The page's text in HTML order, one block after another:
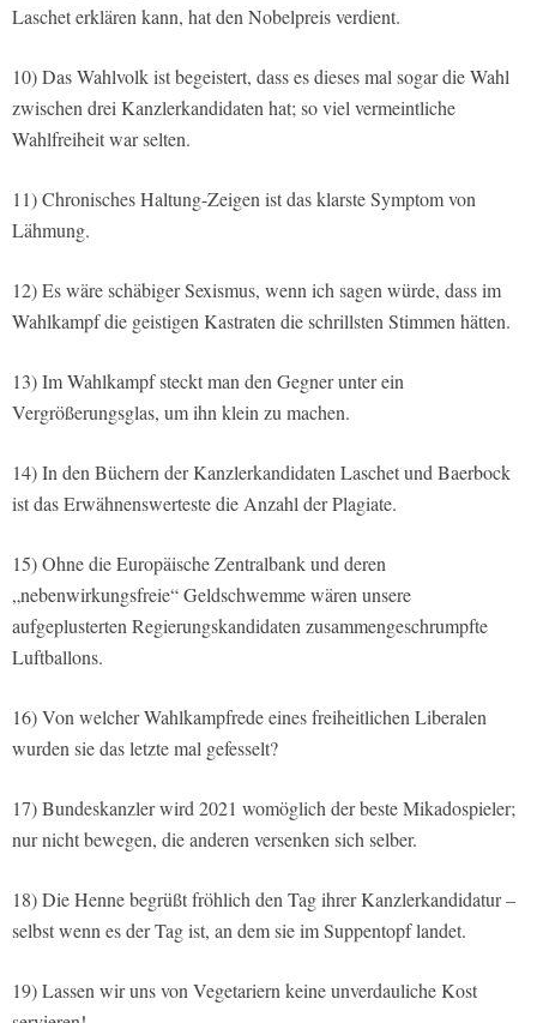
Laschet erklären kann, hat den Nobelpreis verdient.
10) Das Wahlvolk ist begeistert, dass es dieses mal sogar die Wahl
zwischen drei Kanzlerkandidaten hat; so viel vermeintliche
Wahlfreiheit war selten.
11) Chronisches Haltung-Zeigen ist das klarste Symptom von
Lähmung.
12) Es wäre schäbiger Sexismus, wenn ich sagen würde, dass im
Wahlkampf die geistigen Kastraten die schrillsten Stimmen hätten.
13) Im Wahlkampf steckt man den Gegner unter ein
Vergrößerungsglas, um ihn klein zu machen.
14) In den Büchern der Kanzlerkandidaten Laschet und Baerbock
ist das Erwähnenswerteste die Anzahl der Plagiate.
15) Ohne die Europäische Zentralbank und deren
„nebenwirkungsfreie“ Geldschwemme wären unsere
aufgeplusterten Regierungskandidaten zusammengeschrumpfte
Luftballons.
16) Von welcher Wahlkampfrede eines freiheitlichen Liberalen
wurden sie das letzte mal gefesselt?
17) Bundeskanzler wird 2021 womöglich der beste Mikadospieler;
nur nicht bewegen, die anderen versenken sich selber.
18) Die Henne begrüßt fröhlich den Tag ihrer Kanzlerkandidatur –
selbst wenn es der Tag ist, an dem sie im Suppentopf landet.
19) Lassen wir uns von Vegetariern keine unverdauliche Kost